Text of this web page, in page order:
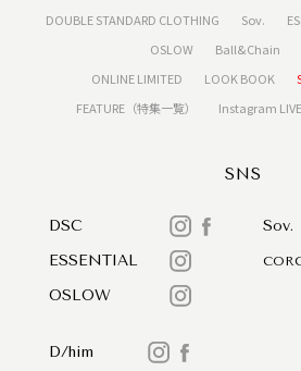
DOUBLE STANDARD CLOTHING Sov.
OSLOW
Ball&Chain
ONLINE LIMITED
LOOK BOOK
FEATURE（特集一覧）
Instagram LIVE
SNS
DSC
Sov.
ESSENTIAL
OSLOW
D/him